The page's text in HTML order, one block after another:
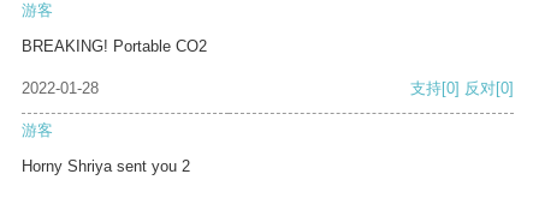
游客
BREAKING! Portable CO2
2022-01-28 支持[0] 反对[0]
游客
Horny Shriya sent you 2